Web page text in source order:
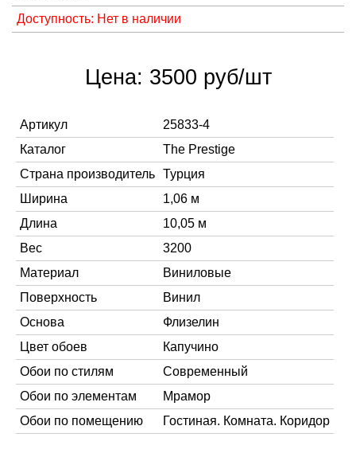
Доступность: Нет в наличии
Цена: 3500 руб/шт
Артикул
25833-4
Каталог
The Prestige
Страна производитель Турция
Ширина
1,06 м
Длина
10,05 м
Вес
3200
Материал
Виниловые
Поверхность
Винил
Основа
Флизелин
Цвет обоев
Капучино
Обои по стилям
Современный
Обои по элементам
Мрамор
Обои по помещению
Гостиная. Комната. Коридор